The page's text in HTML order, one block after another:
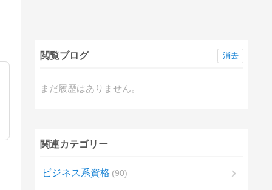
閲覧ブログ
まだ履歴はありません。
消去
関連カテゴリー
ビジネス系資格 90